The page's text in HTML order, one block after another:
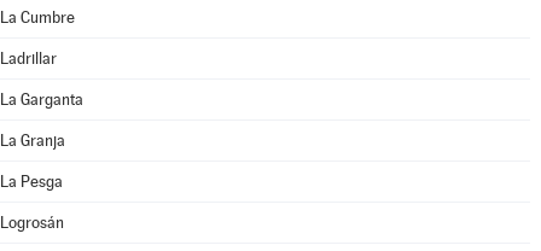
La Cumbre
Ladrillar
La Garganta
La Granja
La Pesga
Logrosán